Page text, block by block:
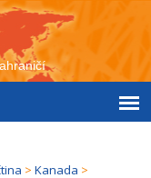
> Kanada >